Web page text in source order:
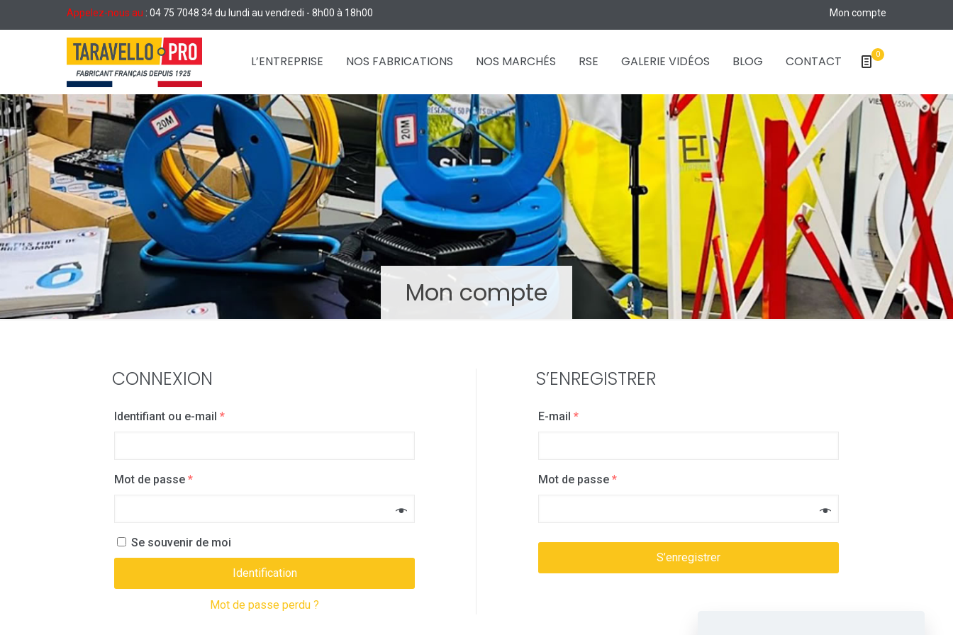
Appelez-nous au : 04 75 7048 34 du lundi au vendredi - 8h00 à 18h00 Mon compte
L’ENTREPRISE NOS FABRICATIONS NOS MARCHÉS RSE GALERIE VIDÉOS BLOG CONTACT 0
Mon compte
CONNEXION
Identifiant ou e-mail *
Mot de passe *
Se souvenir de moi
Identification
Mot de passe perdu ?
S’ENREGISTRER
E-mail *
Mot de passe *
S’enregistrer